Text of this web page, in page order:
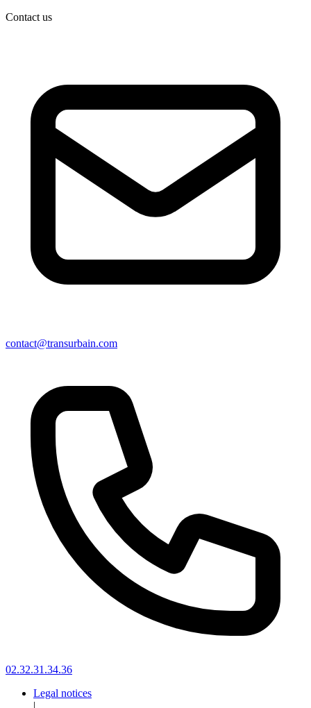
Contact us
contact@transurbain.com
02.32.31.34.36
Legal notices
|